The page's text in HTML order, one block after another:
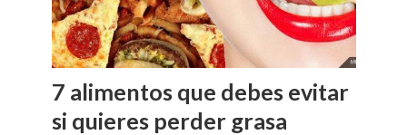
7 alimentos que debes evitar
si quieres perder grasa